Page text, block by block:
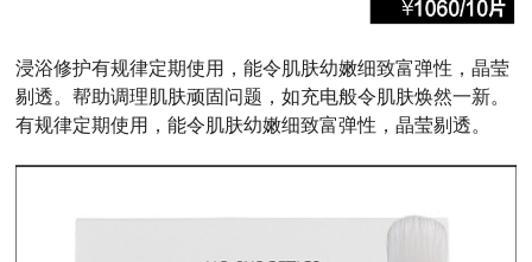
浸浴修护有规律定期使用，能令肌肤幼嫩细致富弹性，晶莹
剔透。帮助调理肌肤顽固问题，如充电般令肌肤焕然一新。
有规律定期使用，能令肌肤幼嫩细致富弹性，晶莹剔透。